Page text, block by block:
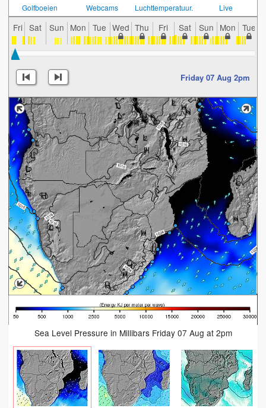
Golfboeien Webcams Luchttemperatuur. Live
Fri Sat Sun Mon Tue Wed Thu Fri Sat Sun Mon Tue
Friday 07 Aug 2pm
Sea Level Pressure in Millibars Friday 07 Aug at 2pm